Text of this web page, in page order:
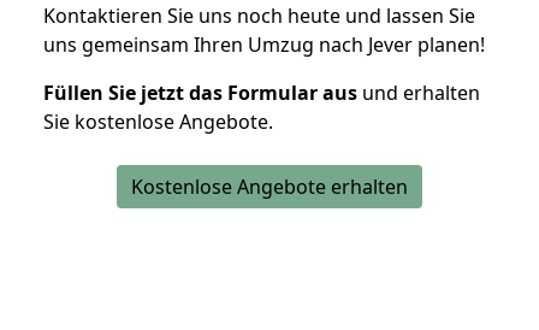
Kontaktieren Sie uns noch heute und lassen Sie
uns gemeinsam Ihren Umzug nach Jever planen!
Füllen Sie jetzt das Formular aus und erhalten
Sie kostenlose Angebote.
Kostenlose Angebote erhalten